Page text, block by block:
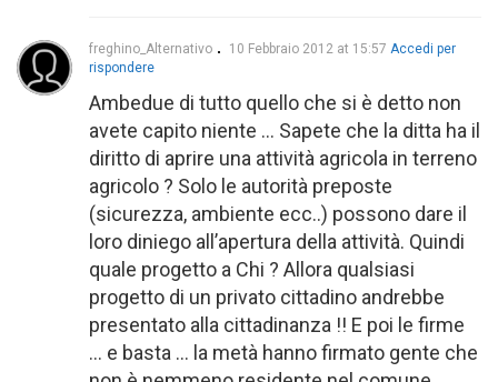
freghino_Alternativo 10 Febbraio 2012 at 15:57 Accedi per
rispondere
Ambedue di tutto quello che si è detto non
avete capito niente … Sapete che la ditta ha il
diritto di aprire una attività agricola in terreno
agricolo ? Solo le autorità preposte
(sicurezza, ambiente ecc..) possono dare il
loro diniego all’apertura della attività. Quindi
quale progetto a Chi ? Allora qualsiasi
progetto di un privato cittadino andrebbe
presentato alla cittadinanza !! E poi le firme
… e basta … la metà hanno firmato gente che